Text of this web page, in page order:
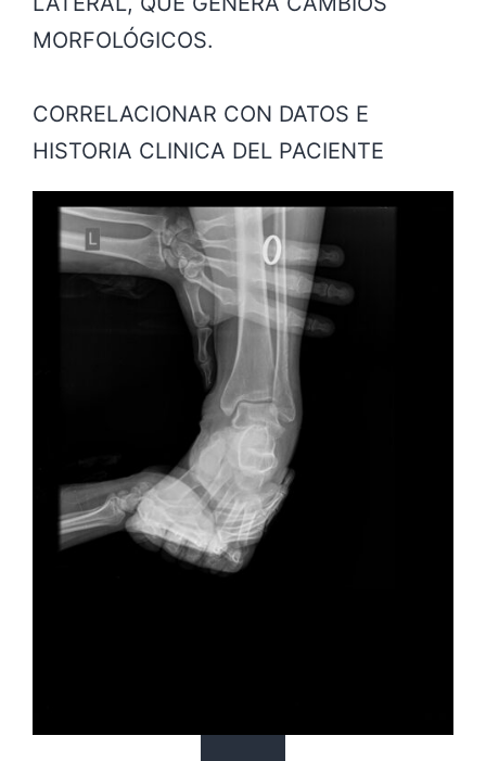
MORFOLÓGICOS.
CORRELACIONAR CON DATOS E
HISTORIA CLINICA DEL PACIENTE